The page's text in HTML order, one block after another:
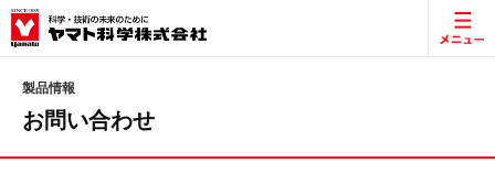
製品情報
お問い合わせ